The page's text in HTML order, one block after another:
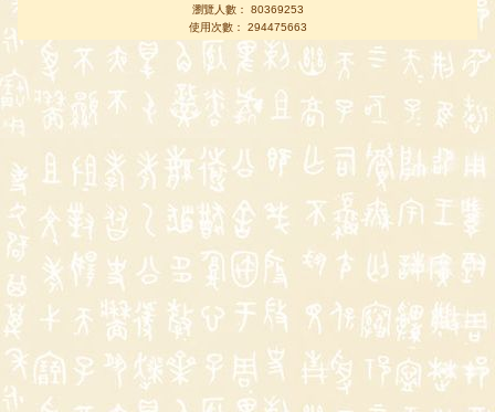
瀏覽人數： 80369253
使用次數： 294475663